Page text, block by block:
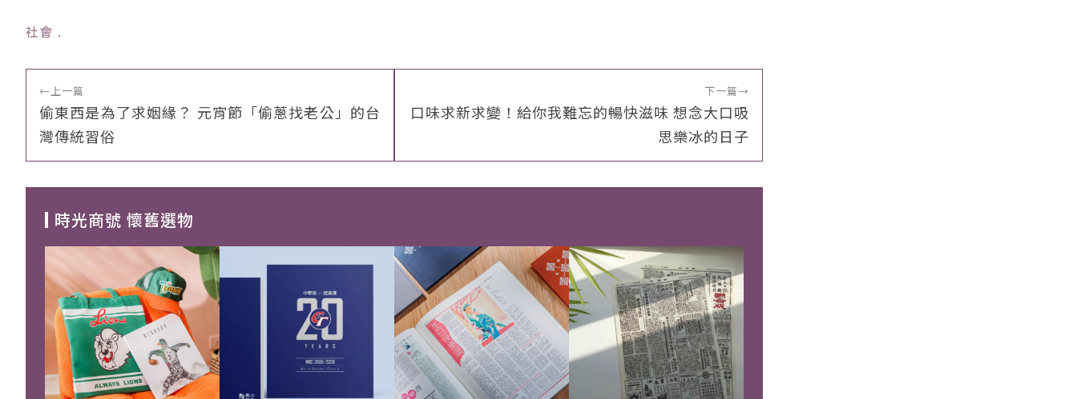
社會 ﹒
←上一篇
偷東西是為了求姻緣？ 元宵節「偷蔥找老公」的台
灣傳統習俗
下一篇→
口味求新求變！給你我難忘的暢快滋味 想念大口吸
思樂冰的日子
時光商號 懷舊選物